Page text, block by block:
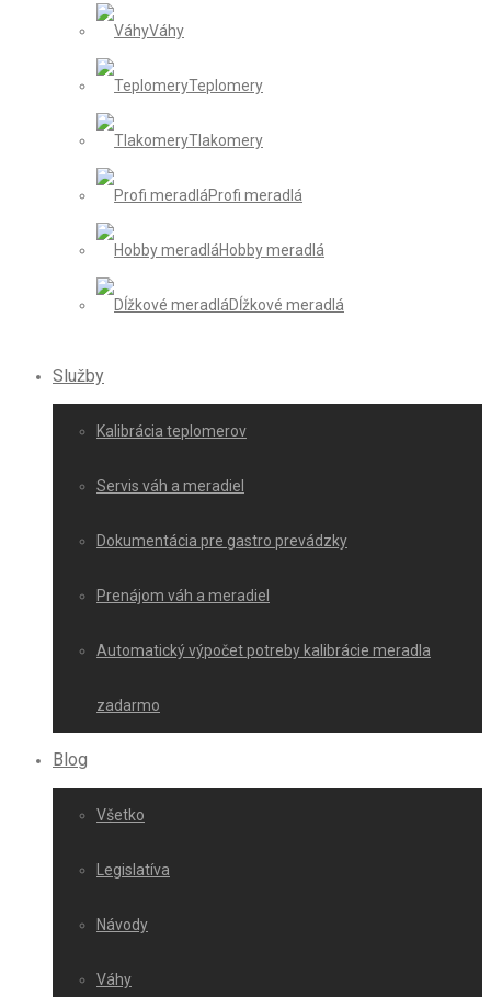
Váhy
Teplomery
Tlakomery
Profi meradlá
Hobby meradlá
Dĺžkové meradlá
Služby
Kalibrácia teplomerov
Servis váh a meradiel
Dokumentácia pre gastro prevádzky
Prenájom váh a meradiel
Automatický výpočet potreby kalibrácie meradla
zadarmo
Blog
Všetko
Legislatíva
Návody
Váhy